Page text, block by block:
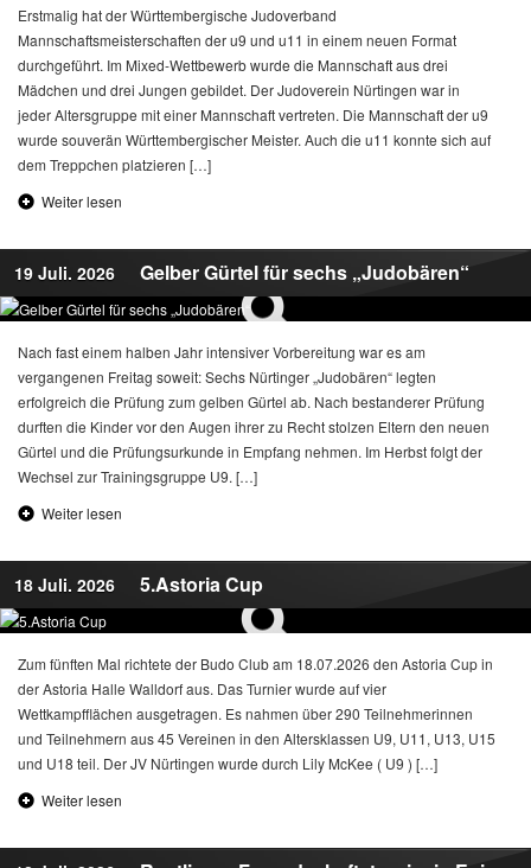
Erstmalig hat der Württembergische Judoverband
Mannschaftsmeisterschaften der u9 und u11 in einem neuen Format
durchgeführt. Im Mixed-Wettbewerb wurde die Mannschaft aus drei
Mädchen und drei Jungen gebildet. Der Judoverein Nürtingen war in
jeder Altersgruppe mit einer Mannschaft vertreten. Die Mannschaft der u9
wurde souverän Württembergischer Meister. Auch die u11 konnte sich auf
dem Treppchen platzieren […]
Weiter lesen
19 Juli. 2026 Gelber Gürtel für sechs „Judobären“
Nach fast einem halben Jahr intensiver Vorbereitung war es am
vergangenen Freitag soweit: Sechs Nürtinger „Judobären“ legten
erfolgreich die Prüfung zum gelben Gürtel ab. Nach bestanderer Prüfung
durften die Kinder vor den Augen ihrer zu Recht stolzen Eltern den neuen
Gürtel und die Prüfungsurkunde in Empfang nehmen. Im Herbst folgt der
Wechsel zur Trainingsgruppe U9. […]
Weiter lesen
18 Juli. 2026 5.Astoria Cup
Zum fünften Mal richtete der Budo Club am 18.07.2026 den Astoria Cup in
der Astoria Halle Walldorf aus. Das Turnier wurde auf vier
Wettkampfflächen ausgetragen. Es nahmen über 290 Teilnehmerinnen
und Teilnehmern aus 45 Vereinen in den Altersklassen U9, U11, U13, U15
und U18 teil. Der JV Nürtingen wurde durch Lily McKee ( U9 ) […]
Weiter lesen